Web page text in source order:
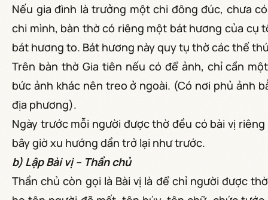
Nếu gia đình là trưởng một chi đông đúc, chưa
chi mình, bàn thờ có riêng một bát hương của cụ
bát hương to. Bát hương này quy tụ thờ các thế
Trên bàn thờ Gia tiên nếu có để ảnh, chỉ cần
bức ảnh khác nên treo ở ngoài. (Có nơi phủ ảnh
địa phương).
Ngày trước mỗi người được thờ đều có bài vị
bây giờ xu hướng dần trở lại như trước.
b) Lập Bài vị – Thần chủ
Thần chủ còn gọi là Bài vị là để chỉ người được